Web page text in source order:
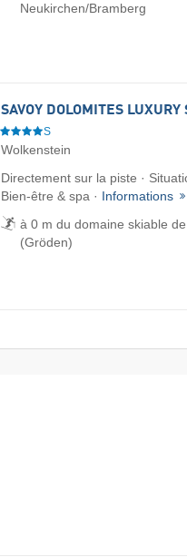
Neukirchen/​Bramberg
SAVOY DOLOMITES LUXURY
S
Wolkenstein
Directement sur la piste ·
Bien-être & spa · Informations
à 0 m du domaine skiable
(Gröden)